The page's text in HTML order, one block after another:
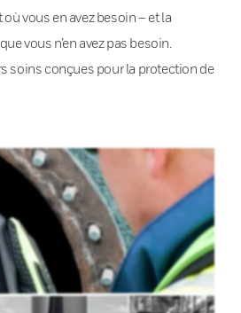
vous en avez besoin – et la
vous n’en avez pas besoin.
soins conçues pour la protection de